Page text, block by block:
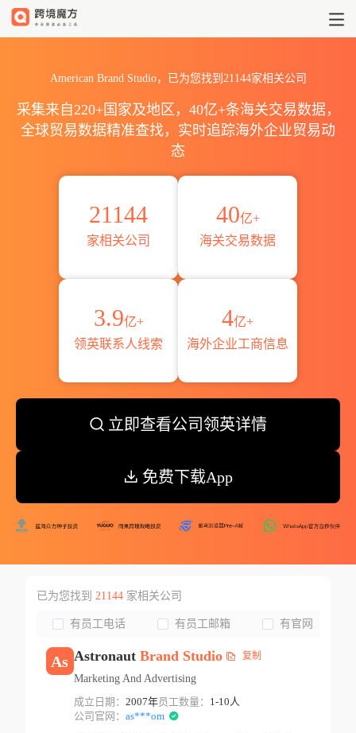
American Brand Studio，已为您找到21144家相关公司
采集来自220+国家及地区，40亿+条海关交易数据，
全球贸易数据精准查找，实时追踪海外企业贸易动
态
21144
家相关公司
40亿+
海关交易数据
3.9亿+
领英联系人线索
4亿+
海外企业工商信息
立即查看公司领英详情
免费下载App
已为您找到 21144家相关公司
有员工电话 有员工邮箱 有官网
As Astronaut Brand Studio 复制
Marketing And Advertising
成立日期： 2007年员工数量： 1-10人
公司官网： as***om